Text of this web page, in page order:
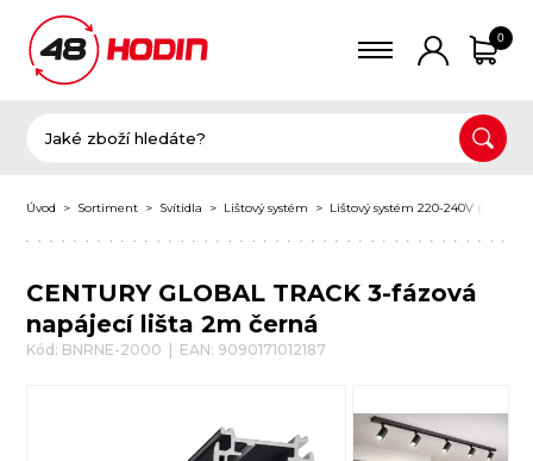
0
Úvod Sortiment Svítidla Lištový systém Lištový systém 220-240V (3 fáze)
CENTURY GLOBAL TRACK 3-fázová
napájecí lišta 2m černá
Kód: BNRNE-2000 | EAN: 9090171012187